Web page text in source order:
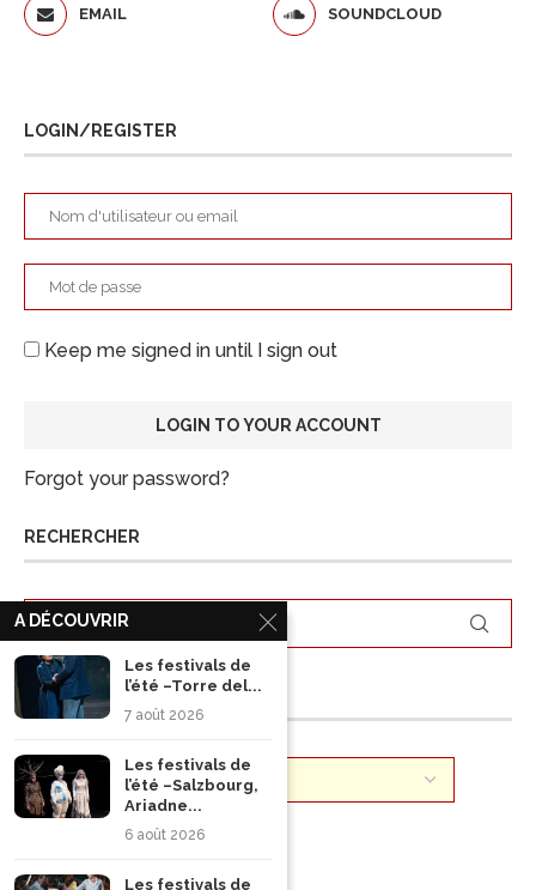
EMAIL SOUNDCLOUD
LOGIN/REGISTER
Keep me signed in until I sign out
Forgot your password?
RECHERCHER
ARCHIVES
A DÉCOUVRIR
Les festivals de
l’été –Torre del...
7 août 2026
Les festivals de
l’été –Salzbourg,
Ariadne...
6 août 2026
Les festivals de